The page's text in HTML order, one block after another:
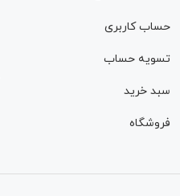
حساب کاربری
تسویه حساب
سبد خرید
فروشگاه